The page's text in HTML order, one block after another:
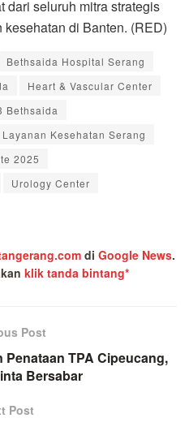
dari seluruh mitra strategis
di Banten. (RED)
Bethsaida Hospital Serang
Heart & Vascular Center
Bethsaida
Layanan Kesehatan Serang
2025
Urology Center
di Google News.
klik tanda bintang*
Post
TPA Cipeucang,
Bersabar
Post